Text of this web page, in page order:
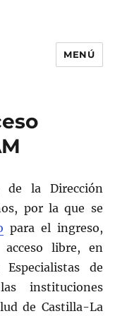
MENÚ
de la Dirección
por la que se
para el ingreso,
libre, en
de
instituciones
de Castilla-La